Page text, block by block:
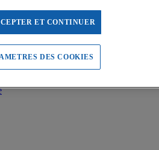
ET CONTINUER
DES COOKIES